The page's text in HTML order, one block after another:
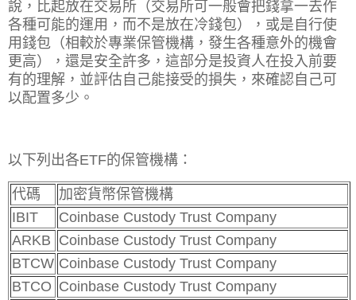
說，比起放在交易所（交易所可一般會把錢拿一去作
各種可能的運用，而不是放在冷錢包），或是自行使
用錢包（相較於專業保管機構，發生各種意外的機會
更高），還是安全許多，這部分是投資人在投入前要
有的理解，並評估自己能接受的損失，來確認自己可
以配置多少。
以下列出各ETF的保管機構：
代碼
加密貨幣保管機構
IBIT
Coinbase Custody Trust Company
ARKB Coinbase Custody Trust Company
BTCW Coinbase Custody Trust Company
BTCO Coinbase Custody Trust Company